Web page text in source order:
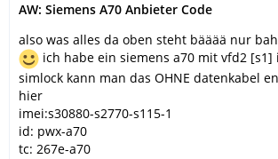
AW: Siemens A70 Anbieter Code
also was alles da oben steht bääää nur
ich habe ein siemens a70 mit vfd2 [s1]
simlock kann man das OHNE datenkabel
hier
imei:s30880-s2770-s115-1
id: pwx-a70
tc: 267e-a70